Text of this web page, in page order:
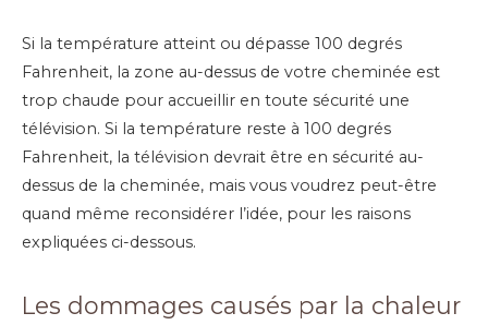
Si la température atteint ou dépasse 100 degrés
Fahrenheit, la zone au-dessus de votre cheminée est
trop chaude pour accueillir en toute sécurité une
télévision. Si la température reste à 100 degrés
Fahrenheit, la télévision devrait être en sécurité au-
dessus de la cheminée, mais vous voudrez peut-être
quand même reconsidérer l’idée, pour les raisons
expliquées ci-dessous.
Les dommages causés par la chaleur